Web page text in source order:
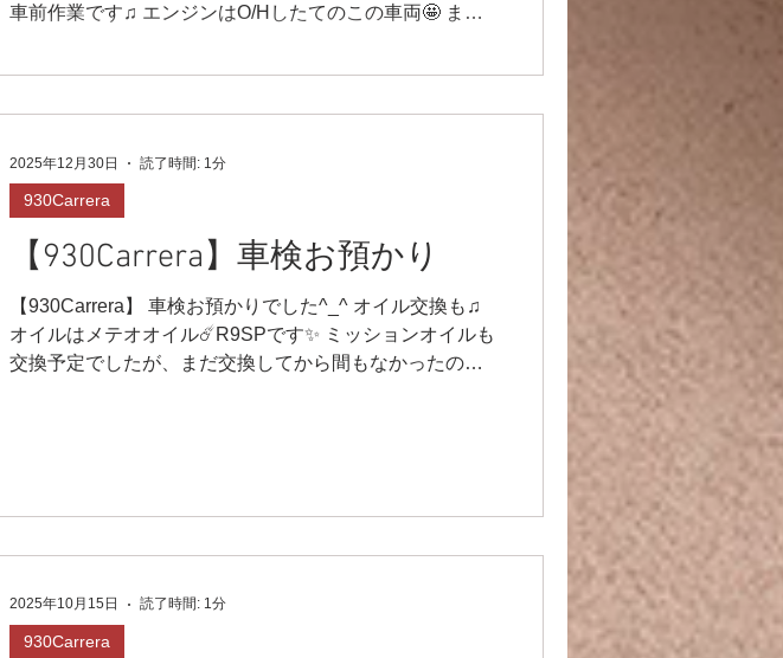
車前作業です♫ エンジンはO/Hしたてのこの車両🤩 ま
も同じくです🙌 ボディも白く色褪せていたので（iPhone
だと綺麗に写ってしまうのが難点‼️）磨きに出すと、ピカ
ピカに✨ 赤系は本当に綺麗になりますよね😸✨ まだまだ
作業はありますが😸まずはblogはここまで✨ オーナー様
実は930turbo乗りなので（増車♡）930Carreraのまた違
う乗り心地にやみつきになっていただきましょう🌟 あり
がとうございました‼️ （メカニックは毎日作業してます
が、私が術後でblog更新遅れてます🙏皆様こ心配ありが
【930Carrera】車検お預かり
【930Carrera】 車検お預かりでした^_^ オイル交換も♫
オイルはメテオオイル☄️R9SPです✨ ミッションオイルも
交換予定でしたが、まだ交換してから間もなかったので
https://youtube.com/channel/UCVNw0ykm_OJHNJF8UOY
X🕊 https://twitter.com/r9racing_japan TEL/FAX 03-6336-
930Carrera
2025年12月30日 読了時間: 1分
930Carrera
2025年10月15日 読了時間: 1分